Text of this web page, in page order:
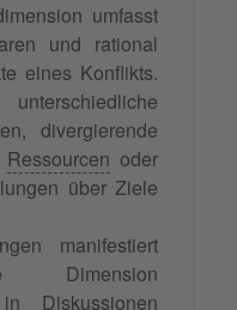
umfasst
und rational
eines Konflikts.
divergierende
Ressourcen oder
über Ziele
manifestiert
Diskussionen